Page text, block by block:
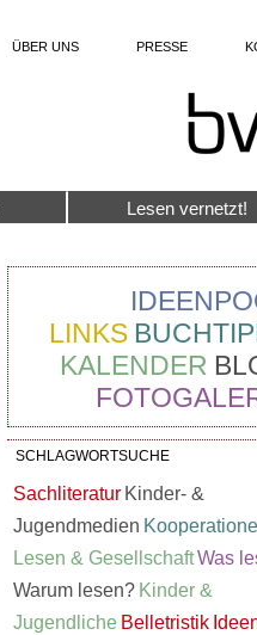
ÜBER UNS PRESSE
Lesen vernetzt!
LINKS
KALENDER
SCHLAGWORTSUCHE
Sachliteratur Kinder- &
Jugendmedien
Lesen & GesellschaftWas
Warum lesen? Kinder &
Jugendliche Belletristik